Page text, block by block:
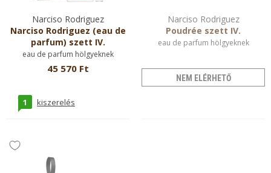
Narciso Rodriguez
Narciso Rodriguez (eau de
parfum) szett IV.
eau de parfum hölgyeknek
45 570 Ft
1 kiszerelés
Narciso Rodriguez
Poudrée szett IV.
eau de parfum hölgyeknek
NEM ELÉRHETŐ